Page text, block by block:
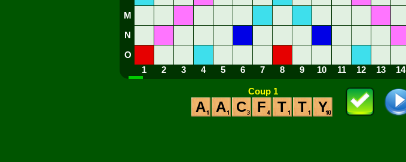
M
N
O
1
2 3 4 5 6 7 8 9 10 11 12 13 14
Coup 1
A A C F T T Y